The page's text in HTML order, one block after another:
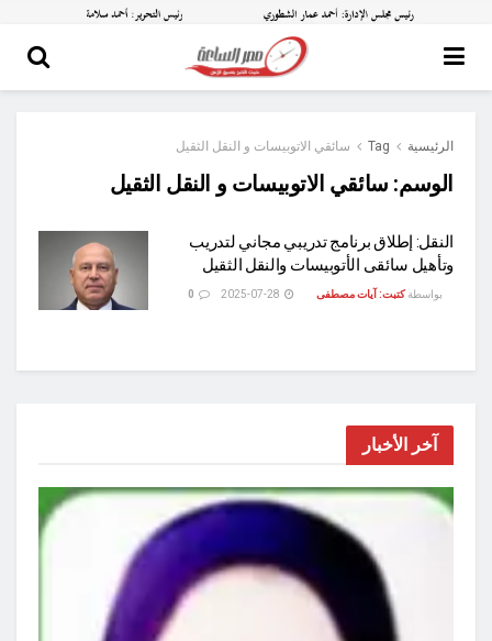
الرئيسية Tag سائقي الاتوبيسات و النقل الثقيل
الوسم: سائقي الاتوبيسات و النقل الثقيل
النقل: إطلاق برنامج تدريبي مجاني لتدريب
وتأهيل سائقى الأتوبيسات والنقل الثقيل
بواسطة كتبت: آيات مصطفى
آخر الأخبار